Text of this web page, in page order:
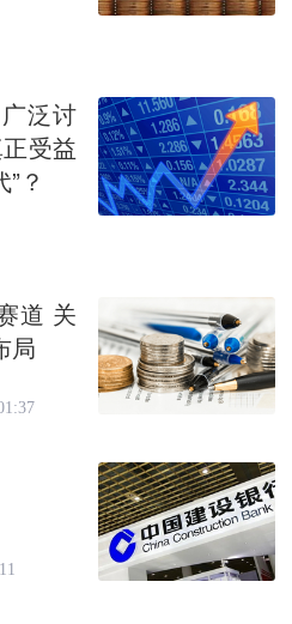
泛讨
受益
？
道 关
局